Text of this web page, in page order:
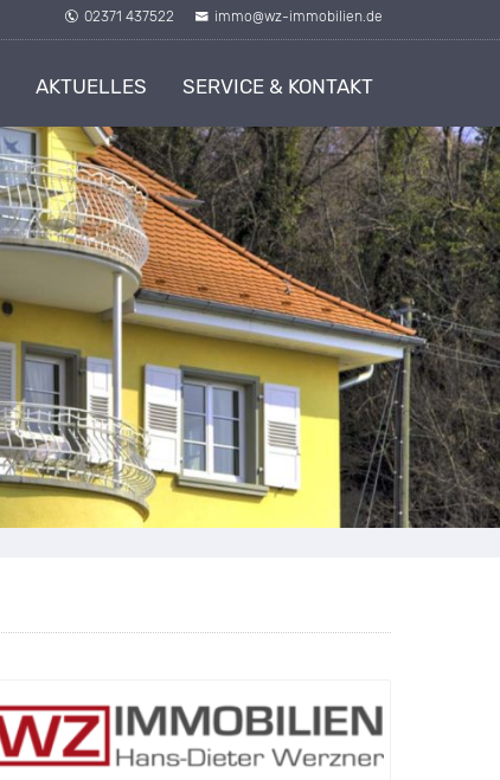
02371 437522 immo@wz-immobilien.de
AKTUELLES SERVICE & KONTAKT